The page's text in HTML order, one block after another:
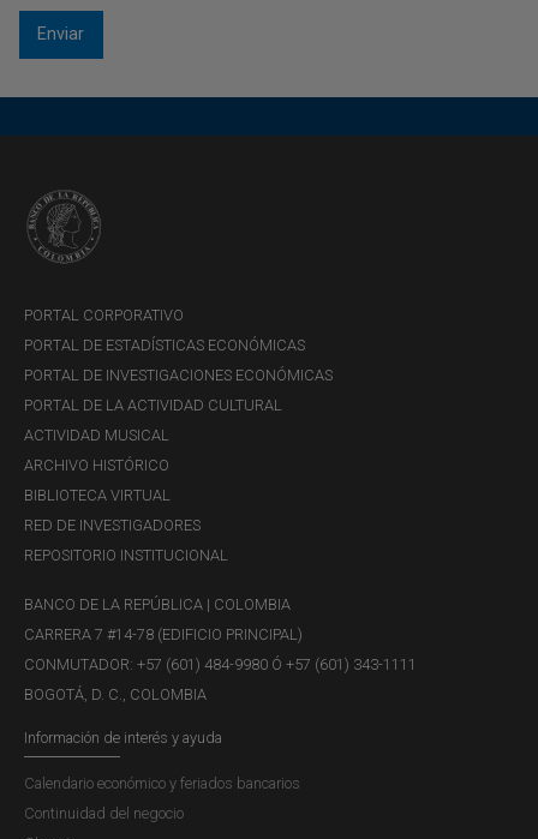
PORTAL CORPORATIVO
PORTAL DE ESTADÍSTICAS ECONÓMICAS
PORTAL DE INVESTIGACIONES ECONÓMICAS
PORTAL DE LA ACTIVIDAD CULTURAL
ACTIVIDAD MUSICAL
ARCHIVO HISTÓRICO
BIBLIOTECA VIRTUAL
RED DE INVESTIGADORES
REPOSITORIO INSTITUCIONAL
BANCO DE LA REPÚBLICA | COLOMBIA
CARRERA 7 #14-78 (EDIFICIO PRINCIPAL)
CONMUTADOR: +57 (601) 484-9980 Ó +57 (601) 343-1111
BOGOTÁ, D. C., COLOMBIA
Información de interés y ayuda
Calendario económico y feriados bancarios
Continuidad del negocio